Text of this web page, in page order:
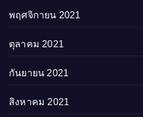
พฤศจิกายน 2021
ตุลาคม 2021
กันยายน 2021
สิงหาคม 2021